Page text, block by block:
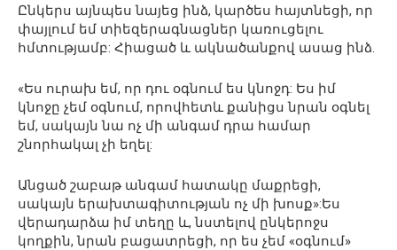
Ընկերս այնպես նայեց ինձ, կարծես հայտնեցի, որ
փայլում եմ տիեզերագնացներ կառուցելու
հմտությամբ: Հիացած և ակնածանքով ասաց ինձ.
«Ես ուրախ եմ, որ դու օգնում ես կնոջդ: Ես իմ
կնոջը չեմ օգնում, որովհետև քանիցս նրան օգնել
եմ, սակայն նա ոչ մի անգամ դրա համար
շնորհակալ չի եղել:
Անցած շաբաթ անգամ հատակը մաքրեցի,
սակայն երախտագիտության ոչ մի խոսք»:Ես
վերադարձա իմ տեղը և, նստելով ընկերոջս
կողքին, նրան բացատրեցի, որ ես չեմ «օգնում»